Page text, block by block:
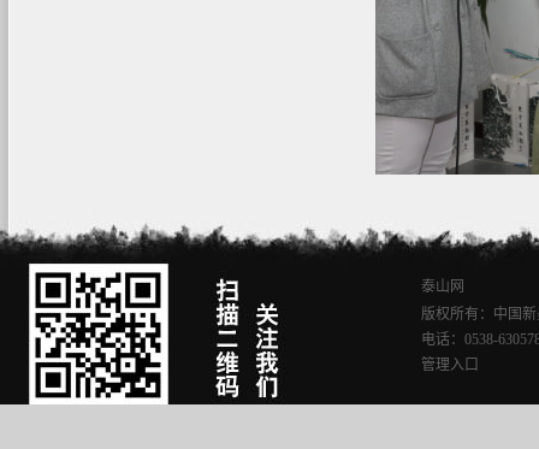
泰山网
版权所有：中国
电话：0538-
管理入口